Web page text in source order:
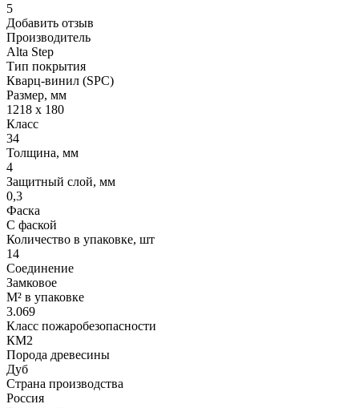
5
Добавить отзыв
Производитель
Alta Step
Тип покрытия
Кварц-винил (SPC)
Размер, мм
1218 х 180
Класс
34
Толщина, мм
4
Защитный слой, мм
0,3
Фаска
С фаской
Количество в упаковке, шт
14
Соединение
Замковое
М² в упаковке
3.069
Класс пожаробезопасности
КМ2
Порода древесины
Дуб
Страна производства
Россия